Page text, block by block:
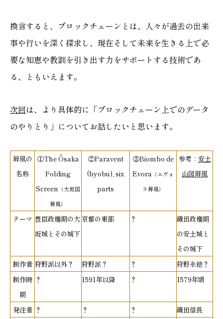
換言すると、ブロックチェーンとは、人々が過去の出来
事や行いを深く探求し、現在そして未来を生きる上で必
要な知恵や教訓を引き出す力をサポートする技術であ
る、ともいえます。
次回は、より具体的に「ブロックチェーン上でのデータ
のやりとり」についてお話したいと思います。
屏風の
名称
①The Ôsaka
Folding
Screen （大坂図
屏風）
②Paravent
(byobu), six
parts
③Biombo de
Evora （エヴォ
ラ屏風）
参考： 安土
山図屛風
テーマ 豊臣政権期の大
坂城とその城下
京都の東部 ？
織田政権期
の安土城と
その城下
制作者 狩野派以外？ 狩野派？ ？
狩野永徳？
制作時
期
？ 1591年以降 ？ 1579年頃
発注者 ？ ？ ？
織田信長